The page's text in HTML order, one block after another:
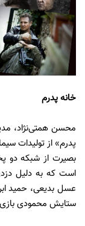
خانه پدرم
محسن همتی‌نژاد،
پدرم» از تولیدات
بصیرت از شبکه دو
است که به دلیل
عسل بدیعی، حمید
ستایش محمودی بازی